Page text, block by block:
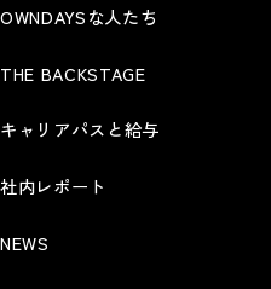
OWNDAYSな人たち
THE BACKSTAGE
キャリアパスと給与
社内レポート
NEWS